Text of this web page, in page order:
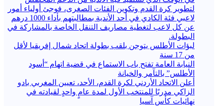
لتطوير كرة القدم وتكوين الفئات الصغرى، فوجئ أولياء أمور
لاعبي فئة الكادي في أحد الأندية بمطالبتهم بأداء 1000 درهم
عن كل لاعب لتغطية مصاريف التنقل الخاصة بالمشاركة في
البطولة.
لبؤات الأطلس يتوجن بلقب بطولة اتحاد شمال إفريقيا لأقل
من 17 سنة
النيابة العامة تفتح باب الاستماع في قضية اتهام “أسود
الأطلس” بالتآمر والخيانة
أعلن الاتحاد الأردني لكرة القدم، الأحد، تعيين المغربي بادو
الزاكي مدربًا للمنتخب الأول لمدة عامٍ واحدٍ لقيادته ​في
نهائيات كأس آسيا